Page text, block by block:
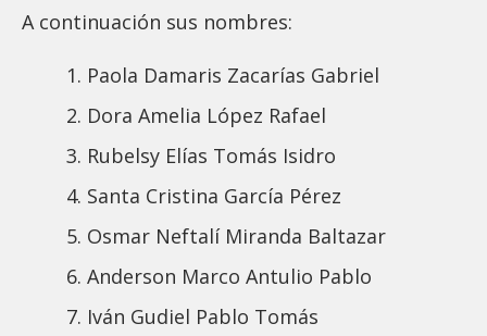
A continuación sus nombres:
Paola Damaris Zacarías Gabriel
Dora Amelia López Rafael
Rubelsy Elías Tomás Isidro
Santa Cristina García Pérez
Osmar Neftalí Miranda Baltazar
Anderson Marco Antulio Pablo
Iván Gudiel Pablo Tomás